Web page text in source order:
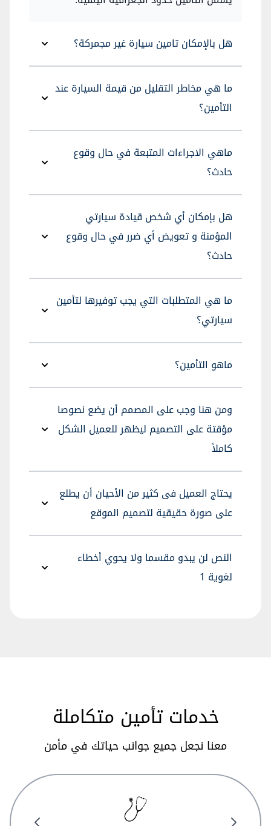
هل بالإمكان تامين سيارة غير مجمركة؟
ما هي مخاطر التقليل من قيمة السيارة عند
التأمين؟
ماهي الاجراءات المتبعة في حال وقوع
حادث؟
هل بإمكان أي شخص قيادة سيارتي
المؤمنة و تعويض أي ضرر في حال وقوع
حادث؟
ما هي المتطلبات التي يجب توفيرها لتأمين
سيارتي؟
ماهو التأمين؟
ومن هنا وجب على المصمم أن يضع نصوصا
مؤقتة على التصميم ليظهر للعميل الشكل
كاملاً
يحتاج العميل فى كثير من الأحيان أن يطلع
على صورة حقيقية لتصميم الموقع
النص لن يبدو مقسما ولا يحوي أخطاء
لغوية 1
خدمات تأمين متكاملة
معنا نجعل جميع جوانب حياتك في مأمن